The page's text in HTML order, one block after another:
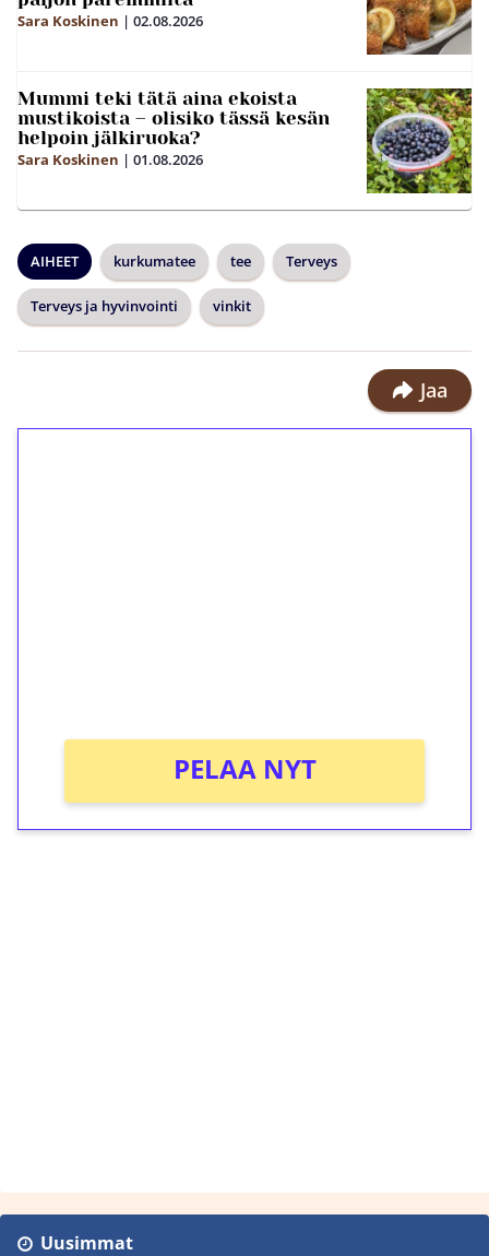
Sara Koskinen | 02.08.2026
Mummi teki tätä aina ekoista
mustikoista – olisiko tässä kesän
helpoin jälkiruoka?
Sara Koskinen | 01.08.2026
AIHEET kurkumatee tee Terveys
Terveys ja hyvinvointi vinkit
Jaa
PELAA NYT
Uusimmat